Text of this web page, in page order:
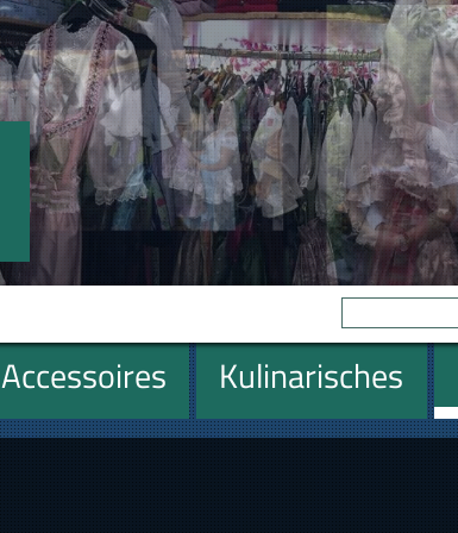
Accessoires Kulinarisches